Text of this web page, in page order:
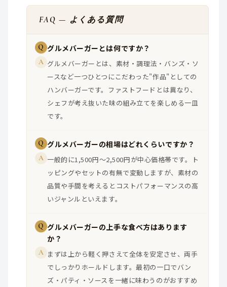
FAQ — よくある質問
Q グルメバーガーとは何ですか？
A グルメバーガーとは、素材・調理法・バンズ・ソ
ースなど一つひとつにこだわった"作品"としての
ハンバーガーです。ファストフードとは異なり、
シェフが考え抜いた味の組み立てを楽しめる一皿
です。
Q グルメバーガーの相場はどれくらいですか？
A 一般的に1,500円〜2,500円が中心価格帯です。ト
ッピングやセットの有無で変動しますが、素材の
品質や手間を考えるとコストパフォーマンスの高
いジャンルといえます。
Q グルメバーガーの上手な食べ方はあります
か？
A まずは上から軽く押さえて全体を安定させ、両手
でしっかりホールドします。最初の一口でバン
ズ・パティ・ソースを一緒に味わうのがおすすめ